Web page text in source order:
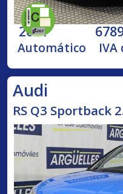
2021
Automático IVA
Audi
RS Q3 Sportback